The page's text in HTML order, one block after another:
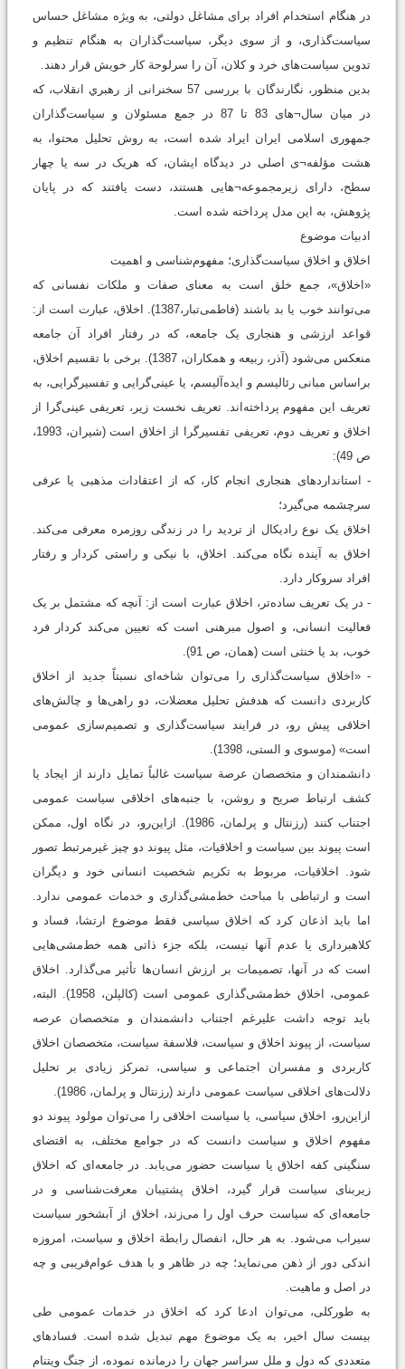
در هنگام استخدام افراد برای مشاغل دولتی، به ویژه مشاغل حساس
سیاست‌گذاری، و از سوی دیگر، سیاست‌گذاران به هنگام تنظیم و
تدوین سیاست‌های خرد و کلان، آن را سرلوحة کار خویش قرار دهند.
بدين منظور، نگارندگان با بررسی 57 سخنرانی از رهبري انقلاب، که
در میان سال¬های 83 تا 87 در جمع مسئولان و سیاست‌گذاران
جمهوری اسلامی ایران ایراد شده است، به روش تحلیل محتوا، به
هشت مؤلفه¬ی اصلی در دیدگاه ایشان، که هریک در سه یا چهار
سطح، دارای زیرمجموعه¬هایی هستند، دست یافتند که در پایان
پژوهش، به این مدل پرداخته شده است.
ادبیات موضوع
اخلاق و اخلاق سیاست‌گذاری؛ مفهوم‌شناسی و اهمیت
«اخلاق»، جمع خلق است به معنای صفات و ملکات نفسانی که
می‌توانند خوب یا بد باشند (فاطمی‌تبار،1387). اخلاق، عبارت است از:
قواعد ارزشی و هنجاری یک جامعه، که در رفتار افراد آن جامعه
منعکس می‌شود (آذر، ربیعه و همكاران، 1387). برخی با تقسیم اخلاق،
براساس مبانی رئالیسم و ایده‌آلیسم، یا عینی‌گرایی و تفسیرگرایی، به
تعریف این مفهوم پرداخته‌اند. تعریف نخست زیر، تعریفی عینی‌گرا از
اخلاق و تعریف دوم، تعریفی تفسیرگرا از اخلاق است (شیران، 1993،
ص 49):
- استانداردهای هنجاری انجام کار، که از اعتقادات مذهبی یا عرفی
سرچشمه می‌گیرد؛
اخلاق یک نوع رادیکال از تردید را در زندگی روزمره معرفی می‌کند.
اخلاق به آینده نگاه می‌کند. اخلاق، با نیکی و راستی کردار و رفتار
افراد سروکار دارد.
- در یک تعریف ساده‌تر، اخلاق عبارت است از: آنچه که مشتمل بر یک
فعالیت انسانی، و اصول مبرهنی است که تعیین می‌کند کردار فرد
خوب، بد یا خنثی است (همان، ص 91).
- «اخلاق سیاست‌گذاری را می‌توان شاخه‌ای نسبتاً جدید از اخلاق
کاربردی دانست که هدفش تحلیل معضلات، دو راهی‌ها و چالش‌های
اخلاقی پیش رو، در فرایند سیاست‌گذاری و تصمیم‌سازی عمومی
است» (موسوی و‌ الستی، 1398).
دانشمندان و متخصصان عرصة سیاست غالباً تمایل دارند از ایجاد یا
کشف ارتباط صریح و روشن، با جنبه‌های اخلاقی سیاست عمومی
اجتناب کنند (رزنتال و پرلمان، 1986). ازاين‌رو، در نگاه اول، ممکن
است پیوند بین سیاست و اخلاقیات، مثل پیوند دو چیز غیرمرتبط تصور
شود. اخلاقیات، مربوط به تکریم شخصیت انسانی خود و دیگران
است و ارتباطی با مباحث خط‌مشی‌گذاری و خدمات عمومی ندارد.
اما باید اذعان کرد كه اخلاق سیاسی فقط موضوع ارتشا، فساد و
کلاهبرداری یا عدم آنها نیست، بلکه جزء ذاتی همه خط‌مشی‌هایی
است که در آنها، تصمیمات بر ارزش انسان‌ها تأثیر می‌گذارد. اخلاق
عمومی، اخلاق خط‌مشی‌گذاری عمومی است (كالپلن، 1958). البته،
باید توجه داشت علیرغم اجتناب دانشمندان و متخصصان عرصه
سیاست، از پیوند اخلاق و سیاست، فلاسفة سیاست، متخصصان اخلاق
کاربردی و مفسران اجتماعی و سیاسی، تمرکز زیادی بر تحلیل
دلالت‌های اخلاقی سیاست عمومی دارند (رزنتال و پرلمان، 1986).
ازاين‌رو، اخلاق سیاسی، یا سیاست اخلاقی را می‌توان مولود پیوند دو
مفهوم اخلاق و سیاست دانست که در جوامع مختلف، به اقتضای
سنگینی کفه اخلاق یا سیاست حضور می‌یابد. در جامعه‌ای که اخلاق
زیربنای سیاست قرار گیرد، اخلاق پشتیبان معرفت‌شناسی و در
جامعه‌ای که سیاست حرف اول را می‌زند، اخلاق از آبشخور سیاست
سیراب می‌شود. به هر حال، انفصال رابطة اخلاق و سیاست، امروزه
اندکی دور از ذهن می‌نماید؛ چه در ظاهر و با هدف عوام‌فریبی و چه
در اصل و ماهیت.
به طور‌کلی، می‌توان ادعا کرد كه اخلاق در خدمات عمومی طی
بیست سال اخیر، به یک موضوع مهم تبدیل شده است. فسادهای
متعددی که دول و ملل سراسر جهان را درمانده نموده، از جنگ ویتنام